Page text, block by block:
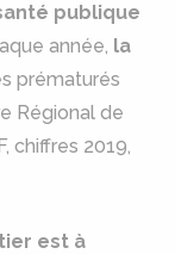
publique
année, la
prématurés
Régional de
chiffres 2019,
est à